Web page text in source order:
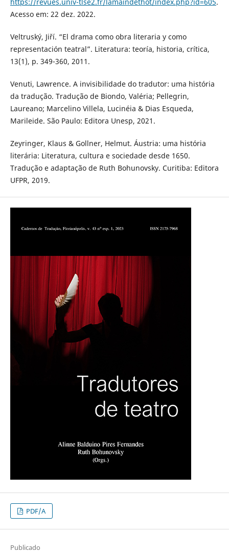
Acesso em: 22 dez. 2022.
Veltruský, Jiří. “El drama como obra literaria y como
representación teatral”. Literatura: teoría, historia, crítica,
13(1), p. 349-360, 2011.
Venuti, Lawrence. A invisibilidade do tradutor: uma história
da tradução. Tradução de Biondo, Valéria; Pellegrin,
Laureano; Marcelino Villela, Lucinéia & Dias Esqueda,
Marileide. São Paulo: Editora Unesp, 2021.
Zeyringer, Klaus & Gollner, Helmut. Áustria: uma história
literária: Literatura, cultura e sociedade desde 1650.
Tradução e adaptação de Ruth Bohunovsky. Curitiba: Editora
UFPR, 2019.
PDF/A
Publicado